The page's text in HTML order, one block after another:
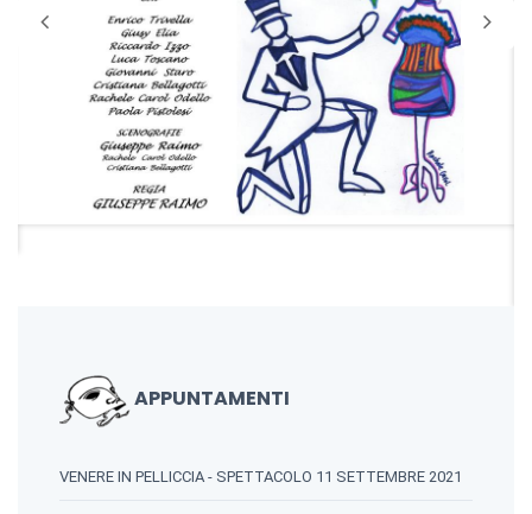
APPUNTAMENTI
VENERE IN PELLICCIA - SPETTACOLO 11 SETTEMBRE 2021